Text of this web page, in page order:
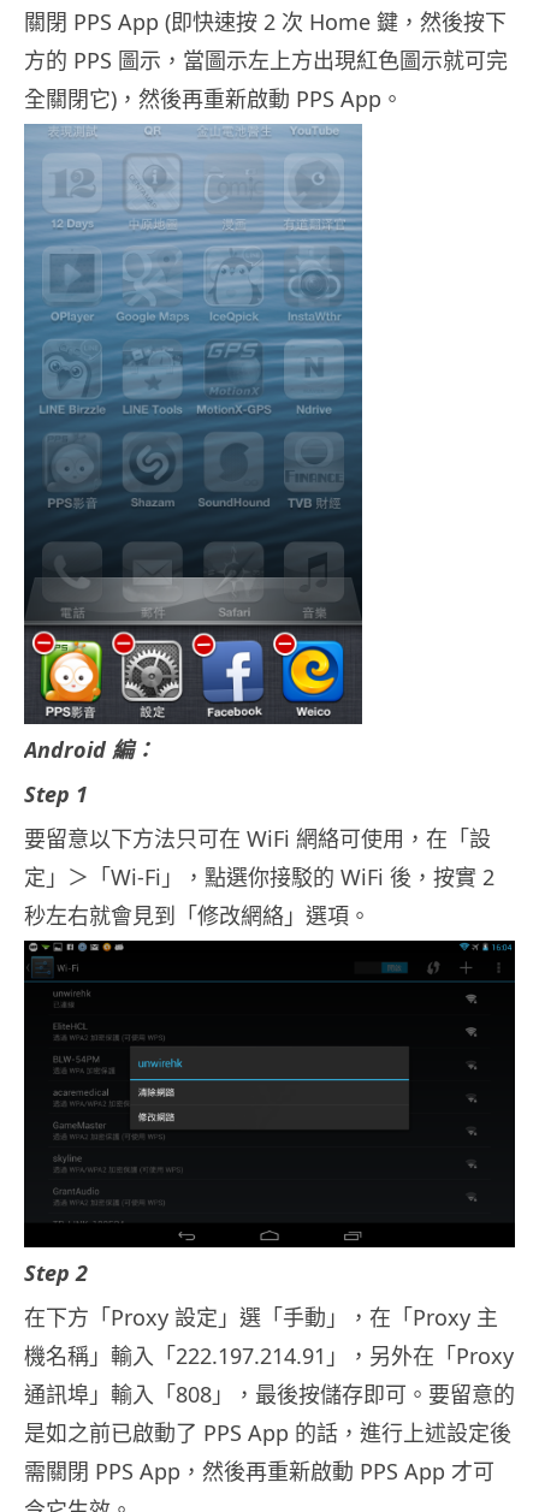
關閉 PPS App (即快速按 2 次 Home 鍵，然後按下
方的 PPS 圖示，當圖示左上方出現紅色圖示就可完
全關閉它)，然後再重新啟動 PPS App。
Android 編：
Step 1
要留意以下方法只可在 WiFi 網絡可使用，在「設
定」＞「Wi-Fi」，點選你接駁的 WiFi 後，按實 2
秒左右就會見到「修改網絡」選項。
Step 2
在下方「Proxy 設定」選「手動」，在「Proxy 主
機名稱」輸入「222.197.214.91」，另外在「Proxy
通訊埠」輸入「808」，最後按儲存即可。要留意的
是如之前已啟動了 PPS App 的話，進行上述設定後
需關閉 PPS App，然後再重新啟動 PPS App 才可